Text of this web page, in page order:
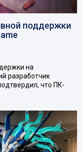
поддержки
на
разработчик
что ПК-